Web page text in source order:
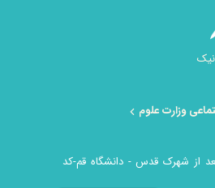
وزارت علوم
از شهرک قدس - دانشگاه قم-کد